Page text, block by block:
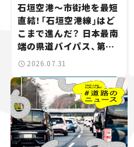
石垣空港～市街地を最短
直結！「石垣空港線」はど
こまで進んだ？ 日本最南
端の県道バイパス、第2
工区も延伸開通 【いま気
になる道路計画】
2026.07.31